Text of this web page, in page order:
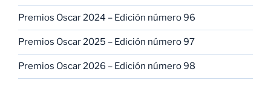
Premios Oscar 2024 – Edición número 96
Premios Oscar 2025 – Edición número 97
Premios Oscar 2026 – Edición número 98